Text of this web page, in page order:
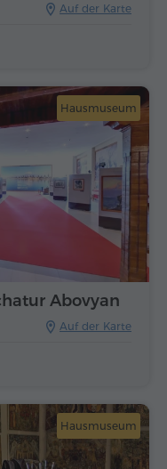
Auf der Karte
Hausmuseum
Auf der Karte
Abovyan
Hausmuseum